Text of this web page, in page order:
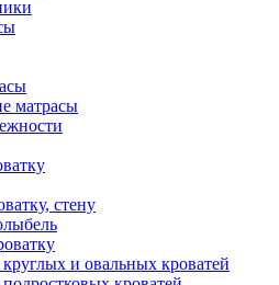
матрасы
стену
и овальных кроватей